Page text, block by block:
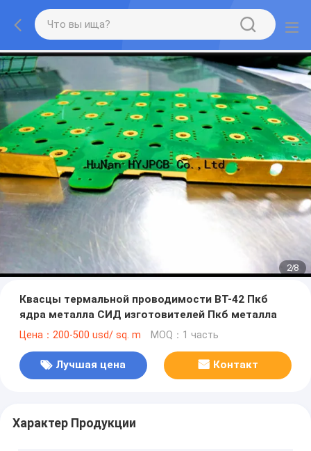
2/8
Квасцы термальной проводимости ВТ-42 Пкб
ядра металла СИД изготовителей Пкб металла
Цена：200-500 usd/ sq. m MOQ：1 часть
Лучшая цена Контакт
Характер Продукции